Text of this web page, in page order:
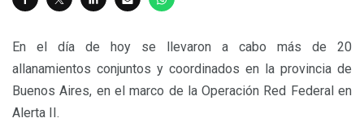
En el día de hoy se llevaron a cabo más de 20
allanamientos conjuntos y coordinados en la provincia de
Buenos Aires, en el marco de la Operación Red Federal en
Alerta II.